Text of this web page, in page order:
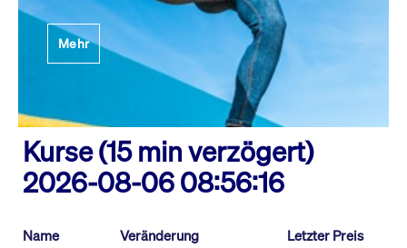
Mehr
Kurse (15 min verzögert)
2026-08-06 08:56:16
Name Veränderung Letzter Preis